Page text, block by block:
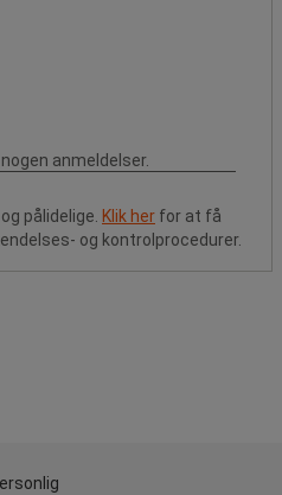
pålidelige. Klik her for at få
og kontrolprocedurer.